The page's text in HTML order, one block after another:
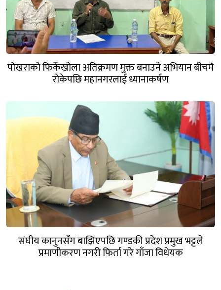
पोखराको फिर्केखोला अतिक्रमण मुक्त बनाउने अभियान बीचमै
रोकेपछि महानगरलाई ध्यानाकर्षण
संघीय कानुनसँग बाझिएपछि गण्डकी प्रदेश प्रमुख भट्टले
प्रमाणीकरण नगरी फिर्ता गरे गाँजा विधेयक